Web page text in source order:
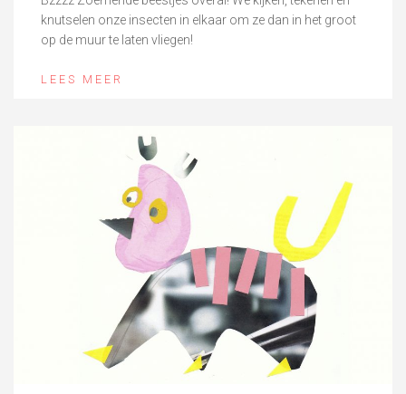
knutselen onze insecten in elkaar om ze dan in het groot
op de muur te laten vliegen!
LEES MEER